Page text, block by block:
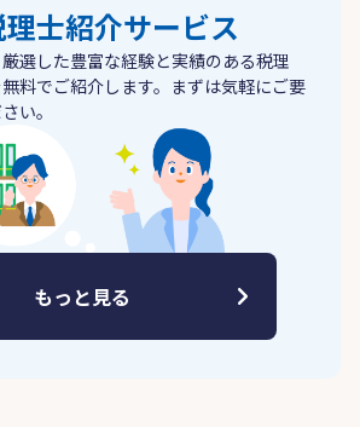
士紹介サービス
選した豊富な経験と実績のある税理
料でご紹介します。まずは気軽にご要
い。
もっと見る